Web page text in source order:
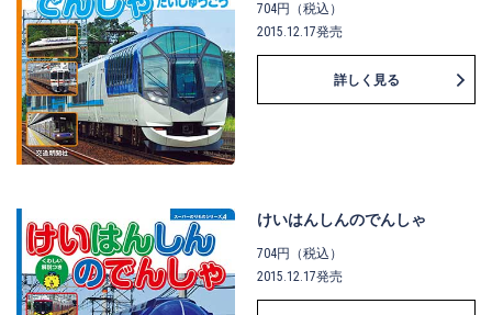
704円（税込）
2015.12.17発売
詳しく見る
けいはんしんのでんしゃ
704円（税込）
2015.12.17発売